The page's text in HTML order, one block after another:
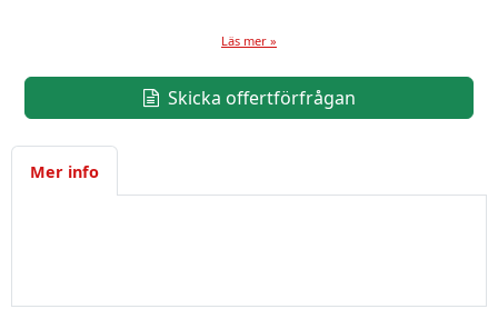
Läs mer »
Skicka offertförfrågan
Mer info